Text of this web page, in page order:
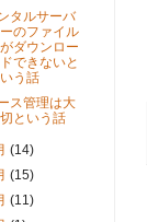
タルサーバ
ーのファイル
がダウンロー
ドできないと
いう話
ス管理は大
切という話
(14)
(15)
(11)